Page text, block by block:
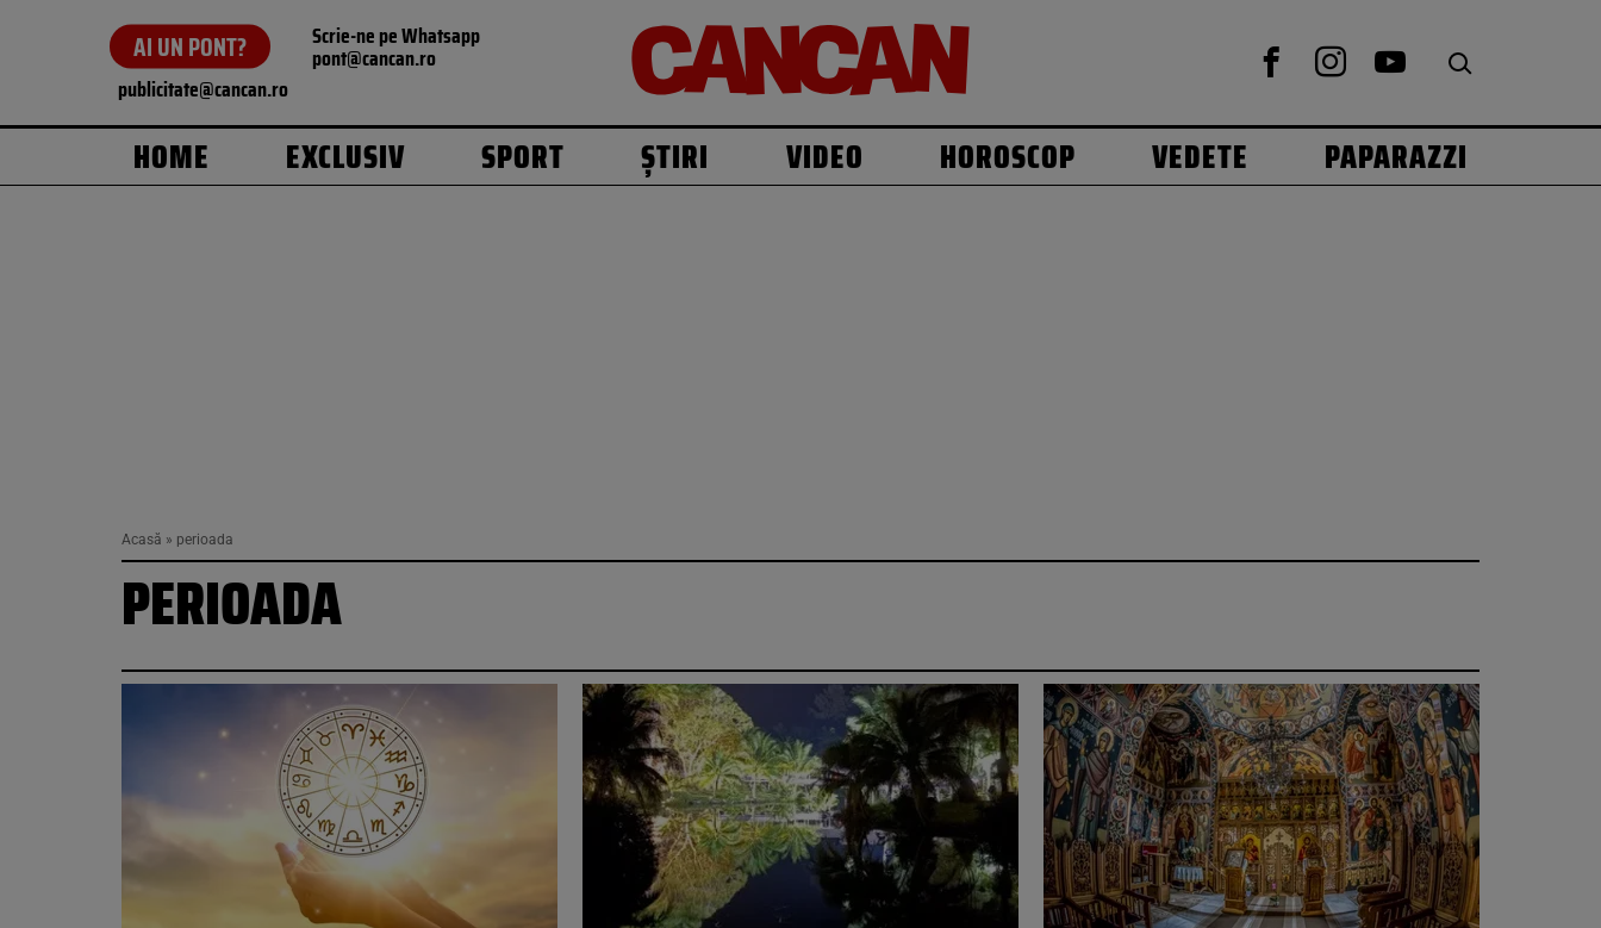
AI UN PONT? Scrie-ne pe Whatsapp
pont@cancan.ro
publicitate@cancan.ro
HOME EXCLUSIV SPORT ȘTIRI VIDEO HOROSCOP VEDETE PAPARAZZI
Acasă » perioada
PERIOADA